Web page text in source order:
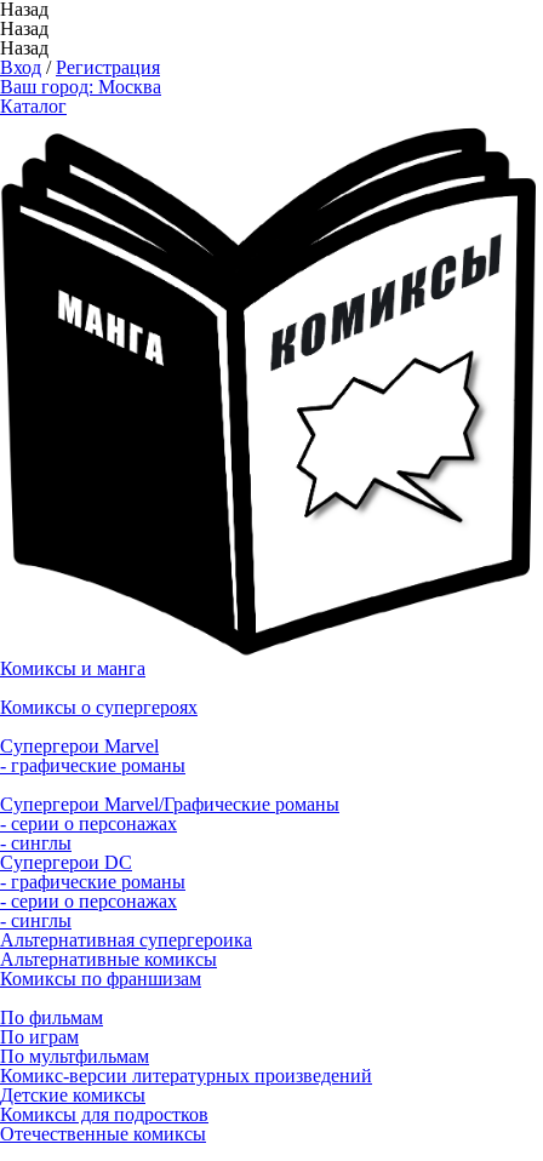
Назад
Назад
Назад
Вход /Регистрация
Ваш город: Москва
Каталог
Комиксы и манга
Комиксы о супергероях
Супергерои Marvel
- графические романы
Супергерои Marvel/Графические романы
- серии о персонажах
- синглы
Супергерои DC
- графические романы
- серии о персонажах
- синглы
Альтернативная супергероика
Альтернативные комиксы
Комиксы по франшизам
По фильмам
По играм
По мультфильмам
Комикс-версии литературных произведений
Детские комиксы
Комиксы для подростков
Отечественные комиксы